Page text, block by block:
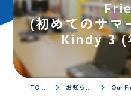
(初めてのサ
Kindy 3 (
TOPページ お知らせ／ブログ Our First